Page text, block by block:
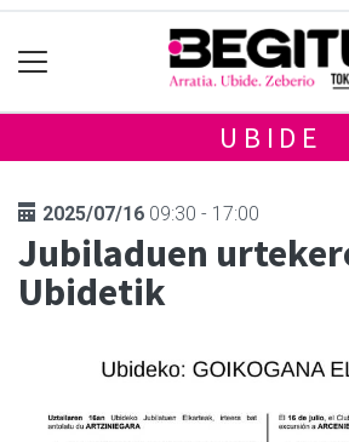
UBIDE
2025/07/16 09:30 - 17:00
Jubiladuen
Ubidetik